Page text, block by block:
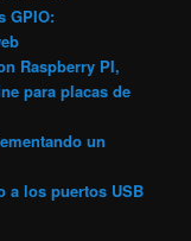
GPIO:
Raspberry PI,
para placas de
un
a los puertos USB